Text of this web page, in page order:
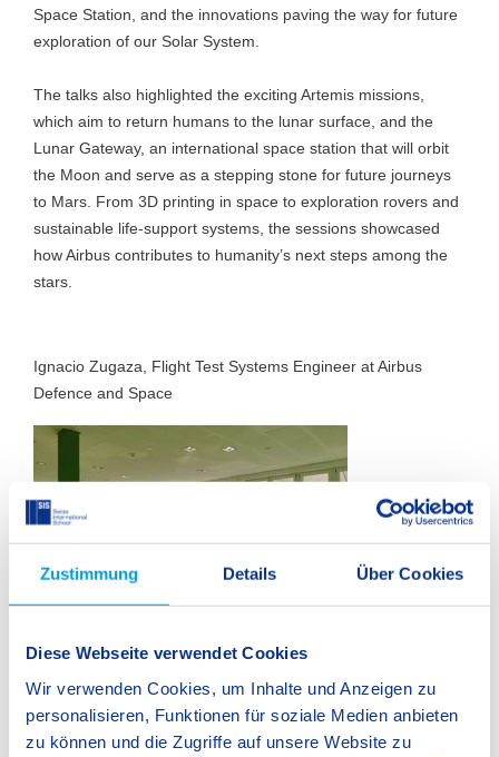
Zustimmung Details Über Cookies
Diese Webseite verwendet Cookies
Wir verwenden Cookies, um Inhalte und Anzeigen zu
personalisieren, Funktionen für soziale Medien anbieten
zu können und die Zugriffe auf unsere Website zu
Space Station, and the innovations paving the way for future
exploration of our Solar System.
The talks also highlighted the exciting Artemis missions,
which aim to return humans to the lunar surface, and the
Lunar Gateway, an international space station that will orbit
the Moon and serve as a stepping stone for future journeys
to Mars. From 3D printing in space to exploration rovers and
sustainable life-support systems, the sessions showcased
how Airbus contributes to humanity’s next steps among the
stars.
Ignacio Zugaza, Flight Test Systems Engineer at Airbus
Defence and Space